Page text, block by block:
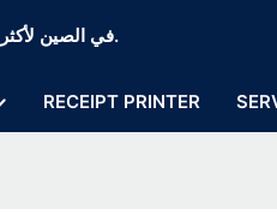
Zywell Thermal Printer and POS Printer Manufaction في الصين لأكثر من 20 عامًا.
RECEIPT PRINTER